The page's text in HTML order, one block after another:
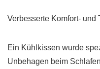
Verbesserte Komfort- und
Ein Kühlkissen wurde
Unbehagen beim